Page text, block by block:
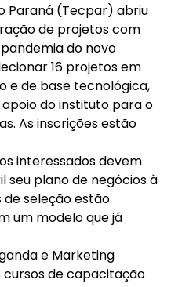
Paraná (Tecpar) abriu
de projetos com
do novo
16 projetos em
e de base tecnológica,
do instituto para o
As inscrições estão
interessados devem
seu plano de negócios à
de seleção estão
um modelo que já
e Marketing
cursos de capacitação